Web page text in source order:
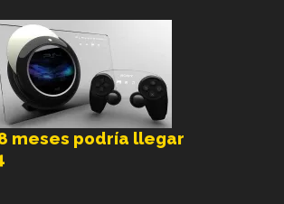
meses podría llegar